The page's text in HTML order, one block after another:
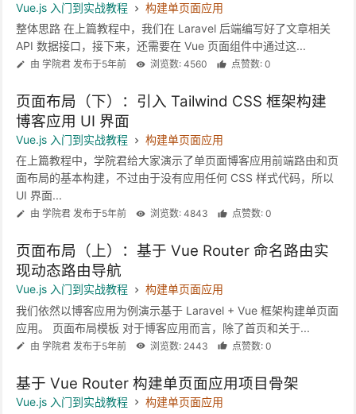
Vue.js 入门到实战教程
构建单页面应用
整体思路 在上篇教程中，我们在 Laravel 后端编写好了文章相关
API 数据接口，接下来，还需要在 Vue 页面组件中通过这...
由 学院君 发布于5年前 浏览数: 4560 点赞数: 0
页面布局（下）：引入 Tailwind CSS 框架构建
博客应用 UI 界面
Vue.js 入门到实战教程
构建单页面应用
在上篇教程中，学院君给大家演示了单页面博客应用前端路由和页
面布局的基本构建，不过由于没有应用任何 CSS 样式代码，所以
UI 界面...
由 学院君 发布于5年前 浏览数: 4843 点赞数: 0
页面布局（上）：基于 Vue Router 命名路由实
现动态路由导航
Vue.js 入门到实战教程
构建单页面应用
我们依然以博客应用为例演示基于 Laravel + Vue 框架构建单页面
应用。 页面布局模板 对于博客应用而言，除了首页和关于...
由 学院君 发布于5年前 浏览数: 2443 点赞数: 0
基于 Vue Router 构建单页面应用项目骨架
Vue.js 入门到实战教程
构建单页面应用